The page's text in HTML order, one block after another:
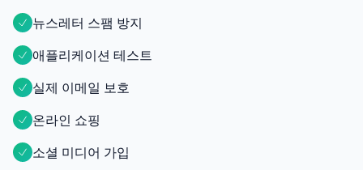
뉴스레터 스팸 방지
애플리케이션 테스트
실제 이메일 보호
온라인 쇼핑
소셜 미디어 가입